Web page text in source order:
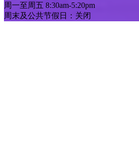
周一至周五 8:30am-5:20pm
周末及公共节假日：关闭